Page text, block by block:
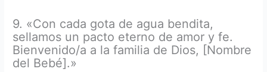
9. «Con cada gota de agua bendita,
sellamos un pacto eterno de amor y fe.
Bienvenido/a a la familia de Dios, [Nombre
del Bebé].»